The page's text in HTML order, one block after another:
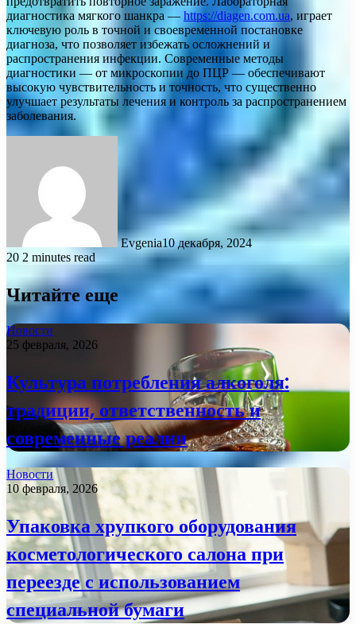
диагностика мягкого шанкра —https://diagen.com.ua, играет
ключевую роль в точной и своевременной постановке
диагноза, что позволяет избежать осложнений и
распространения инфекции. Современные методы
диагностики — от микроскопии до ПЦР — обеспечивают
высокую чувствительность и точность, что существенно
улучшает результаты лечения и контроль за распространением
заболевания.
Evgenia10 декабря, 2024
20 2 minutes read
Читайте еще
Новости
25 февраля, 2026
Культура потребления алкоголя:
традиции, ответственность и
современные реалии
Новости
10 февраля, 2026
Упаковка хрупкого оборудования
косметологического салона при
переезде с использованием
специальной бумаги